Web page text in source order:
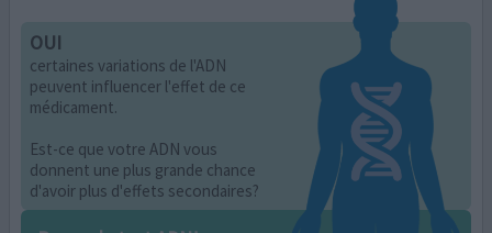
OUI
certaines variations de l'ADN
peuvent influencer l'effet de ce
médicament.
Est-ce que votre ADN vous
donnent une plus grande chance
d'avoir plus d'effets secondaires?